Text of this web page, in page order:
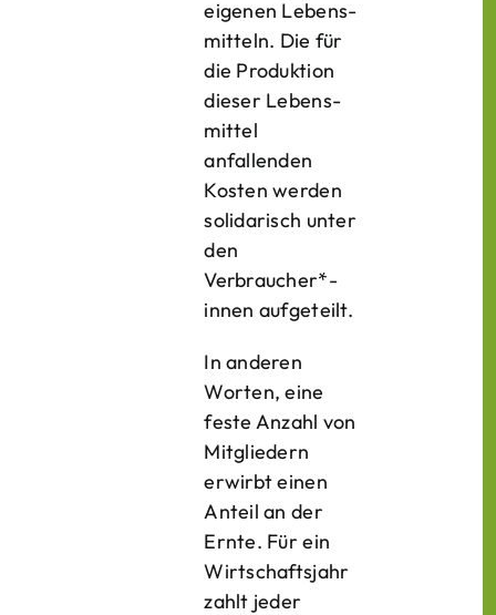
eigenen Lebens­
mitteln. Die für
die Produktion
dieser Lebens­
mittel
anfallenden
Kosten werden
solidarisch unter
den
Verbraucher*­
innen aufgeteilt.
In anderen
Worten, eine
feste Anzahl von
Mitgliedern
erwirbt einen
Anteil an der
Ernte. Für ein
Wirtschaftsjahr
zahlt jeder